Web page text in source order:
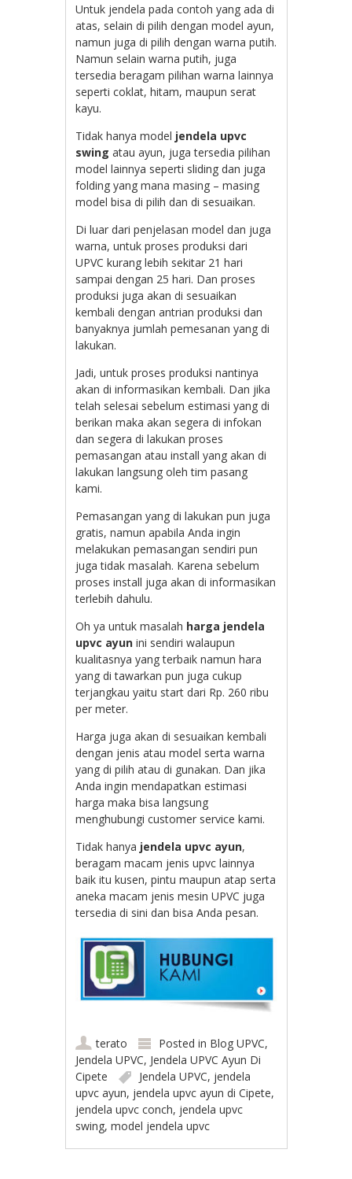
Untuk jendela pada contoh yang ada di
atas, selain di pilih dengan model ayun,
namun juga di pilih dengan warna putih.
Namun selain warna putih, juga
tersedia beragam pilihan warna lainnya
seperti coklat, hitam, maupun serat
kayu.
Tidak hanya model jendela upvc
swing atau ayun, juga tersedia pilihan
model lainnya seperti sliding dan juga
folding yang mana masing – masing
model bisa di pilih dan di sesuaikan.
Di luar dari penjelasan model dan juga
warna, untuk proses produksi dari
UPVC kurang lebih sekitar 21 hari
sampai dengan 25 hari. Dan proses
produksi juga akan di sesuaikan
kembali dengan antrian produksi dan
banyaknya jumlah pemesanan yang di
lakukan.
Jadi, untuk proses produksi nantinya
akan di informasikan kembali. Dan jika
telah selesai sebelum estimasi yang di
berikan maka akan segera di infokan
dan segera di lakukan proses
pemasangan atau install yang akan di
lakukan langsung oleh tim pasang
kami.
Pemasangan yang di lakukan pun juga
gratis, namun apabila Anda ingin
melakukan pemasangan sendiri pun
juga tidak masalah. Karena sebelum
proses install juga akan di informasikan
terlebih dahulu.
Oh ya untuk masalah harga jendela
upvc ayun ini sendiri walaupun
kualitasnya yang terbaik namun hara
yang di tawarkan pun juga cukup
terjangkau yaitu start dari Rp. 260 ribu
per meter.
Harga juga akan di sesuaikan kembali
dengan jenis atau model serta warna
yang di pilih atau di gunakan. Dan jika
Anda ingin mendapatkan estimasi
harga maka bisa langsung
menghubungi customer service kami.
Tidak hanya jendela upvc ayun,
beragam macam jenis upvc lainnya
baik itu kusen, pintu maupun atap serta
aneka macam jenis mesin UPVC juga
tersedia di sini dan bisa Anda pesan.
terato Posted in Blog UPVC,
Jendela UPVC, Jendela UPVC Ayun Di
Cipete
Jendela UPVC, jendela
upvc ayun, jendela upvc ayun di Cipete,
jendela upvc conch, jendela upvc
swing,model jendela upvc